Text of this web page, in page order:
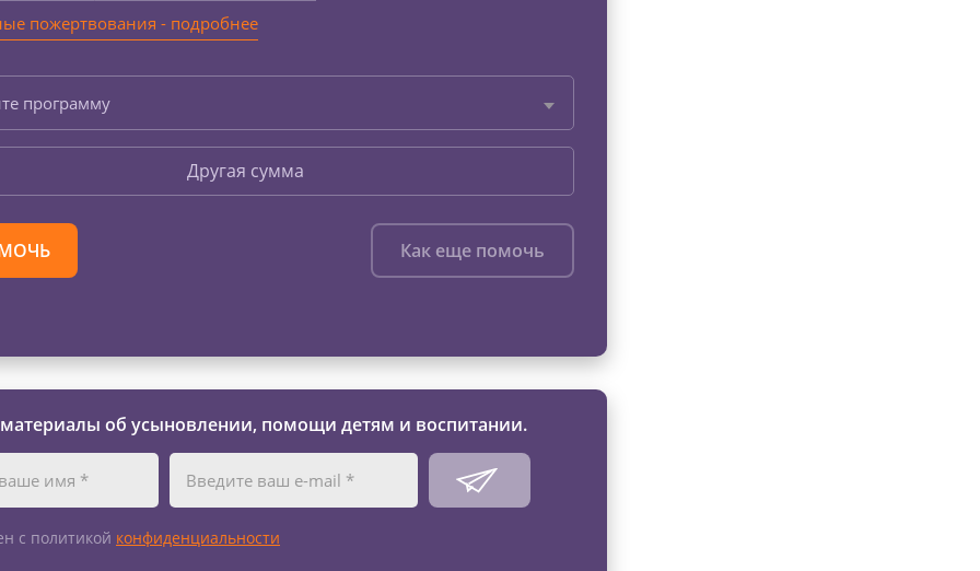
пожертвования - подробнее
программу
Другая сумма
Как еще помочь
об усыновлении, помощи детям и воспитании.
с политикой конфиденциальности